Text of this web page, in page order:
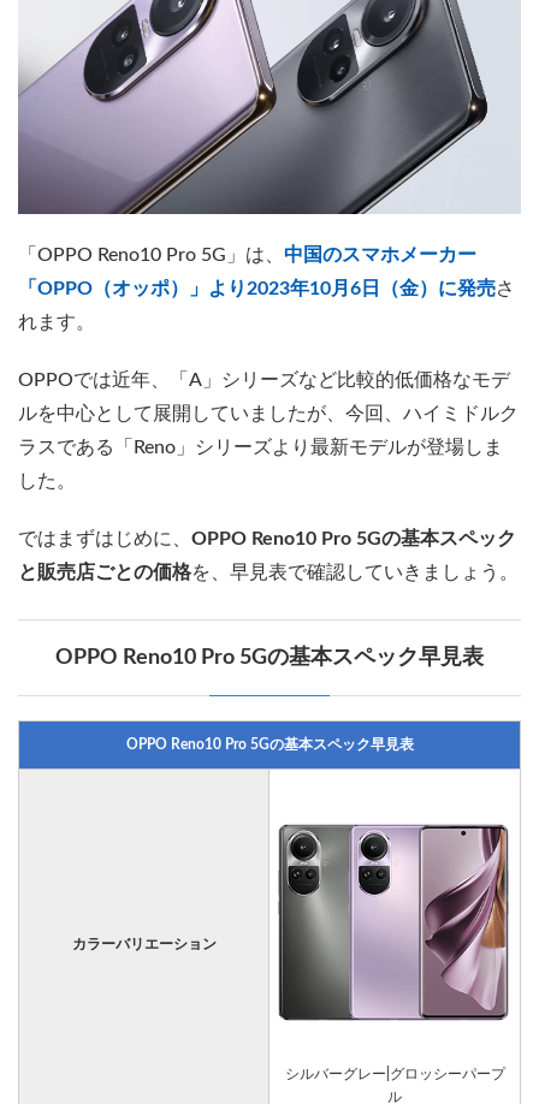
「OPPO Reno10 Pro 5G」は、 中国のスマホメーカー
「OPPO（オッポ）」より2023年10月6日（金）に発売さ
れます。
OPPOでは近年、「A」シリーズなど比較的低価格なモデ
ルを中心として展開していましたが、今回、ハイミドルク
ラスである「Reno」シリーズより最新モデルが登場しま
した。
ではまずはじめに、 OPPO Reno10 Pro 5Gの基本スペック
と販売店ごとの価格を、早見表で確認していきましょう。
OPPO Reno10 Pro 5Gの基本スペック早見表
OPPO Reno10 Pro 5Gの基本スペック早見表
カラーバリエーション
シルバーグレー|グロッシーパープ
ル